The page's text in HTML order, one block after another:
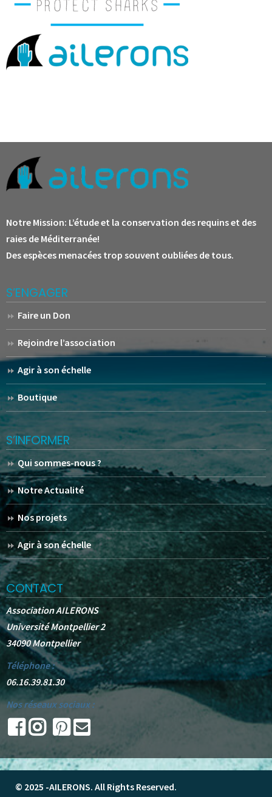
Notre Mission: L’étude et la conservation des requins et des
raies de Méditerranée!
Des espèces menacées trop souvent oubliées de tous.
S’ENGAGER
Faire un Don
Rejoindre l’association
Agir à son échelle
Boutique
S’INFORMER
Qui sommes-nous ?
Notre Actualité
Nos projets
Agir à son échelle
CONTACT
Association AILERONS
Université Montpellier 2
34090 Montpellier
Téléphone :
06.16.39.81.30
Nos réseaux sociaux :
© 2025 -AILERONS. All Rights Reserved.